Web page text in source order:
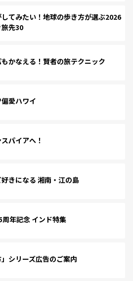
てみたい！地球の歩き方が選ぶ2026
先30
かなえる！賢者の旅テクニック
愛ハワイ
パイアへ！
きになる 湘南・江の島
年記念 インド特集
」シリーズ広告のご案内